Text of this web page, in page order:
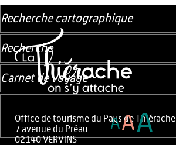
Office de tourisme du Pays de Thiérache
7 avenue du Préau
02140 VERVINS
Recherche cartographique
Recherche
Carnet de voyage
AAA